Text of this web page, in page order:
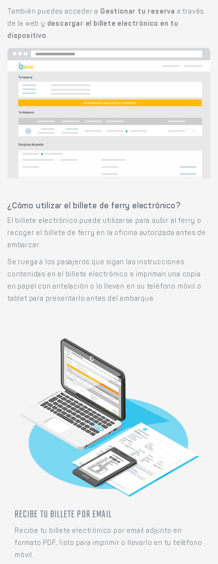
También puedes acceder a Gestionar tu reserva a través
de la web y descargar el billete electrónico en tu
dispositivo.
¿Cómo utilizar el billete de ferry electrónico?
El billete electrónico puede utilizarse para subir al ferry o
recoger el billete de ferry en la oficina autorizada antes de
embarcar.
Se ruega a los pasajeros que sigan las instrucciones
contenidas en el billete electrónico e impriman una copia
en papel con antelación o lo lleven en su teléfono móvil o
tablet para presentarlo antes del embarque.
RECIBE TU BILLETE POR EMAIL
Recibe tu billete electrónico por email adjunto en
formato PDF, listo para imprimir o llevarlo en tu teléfono
móvil.